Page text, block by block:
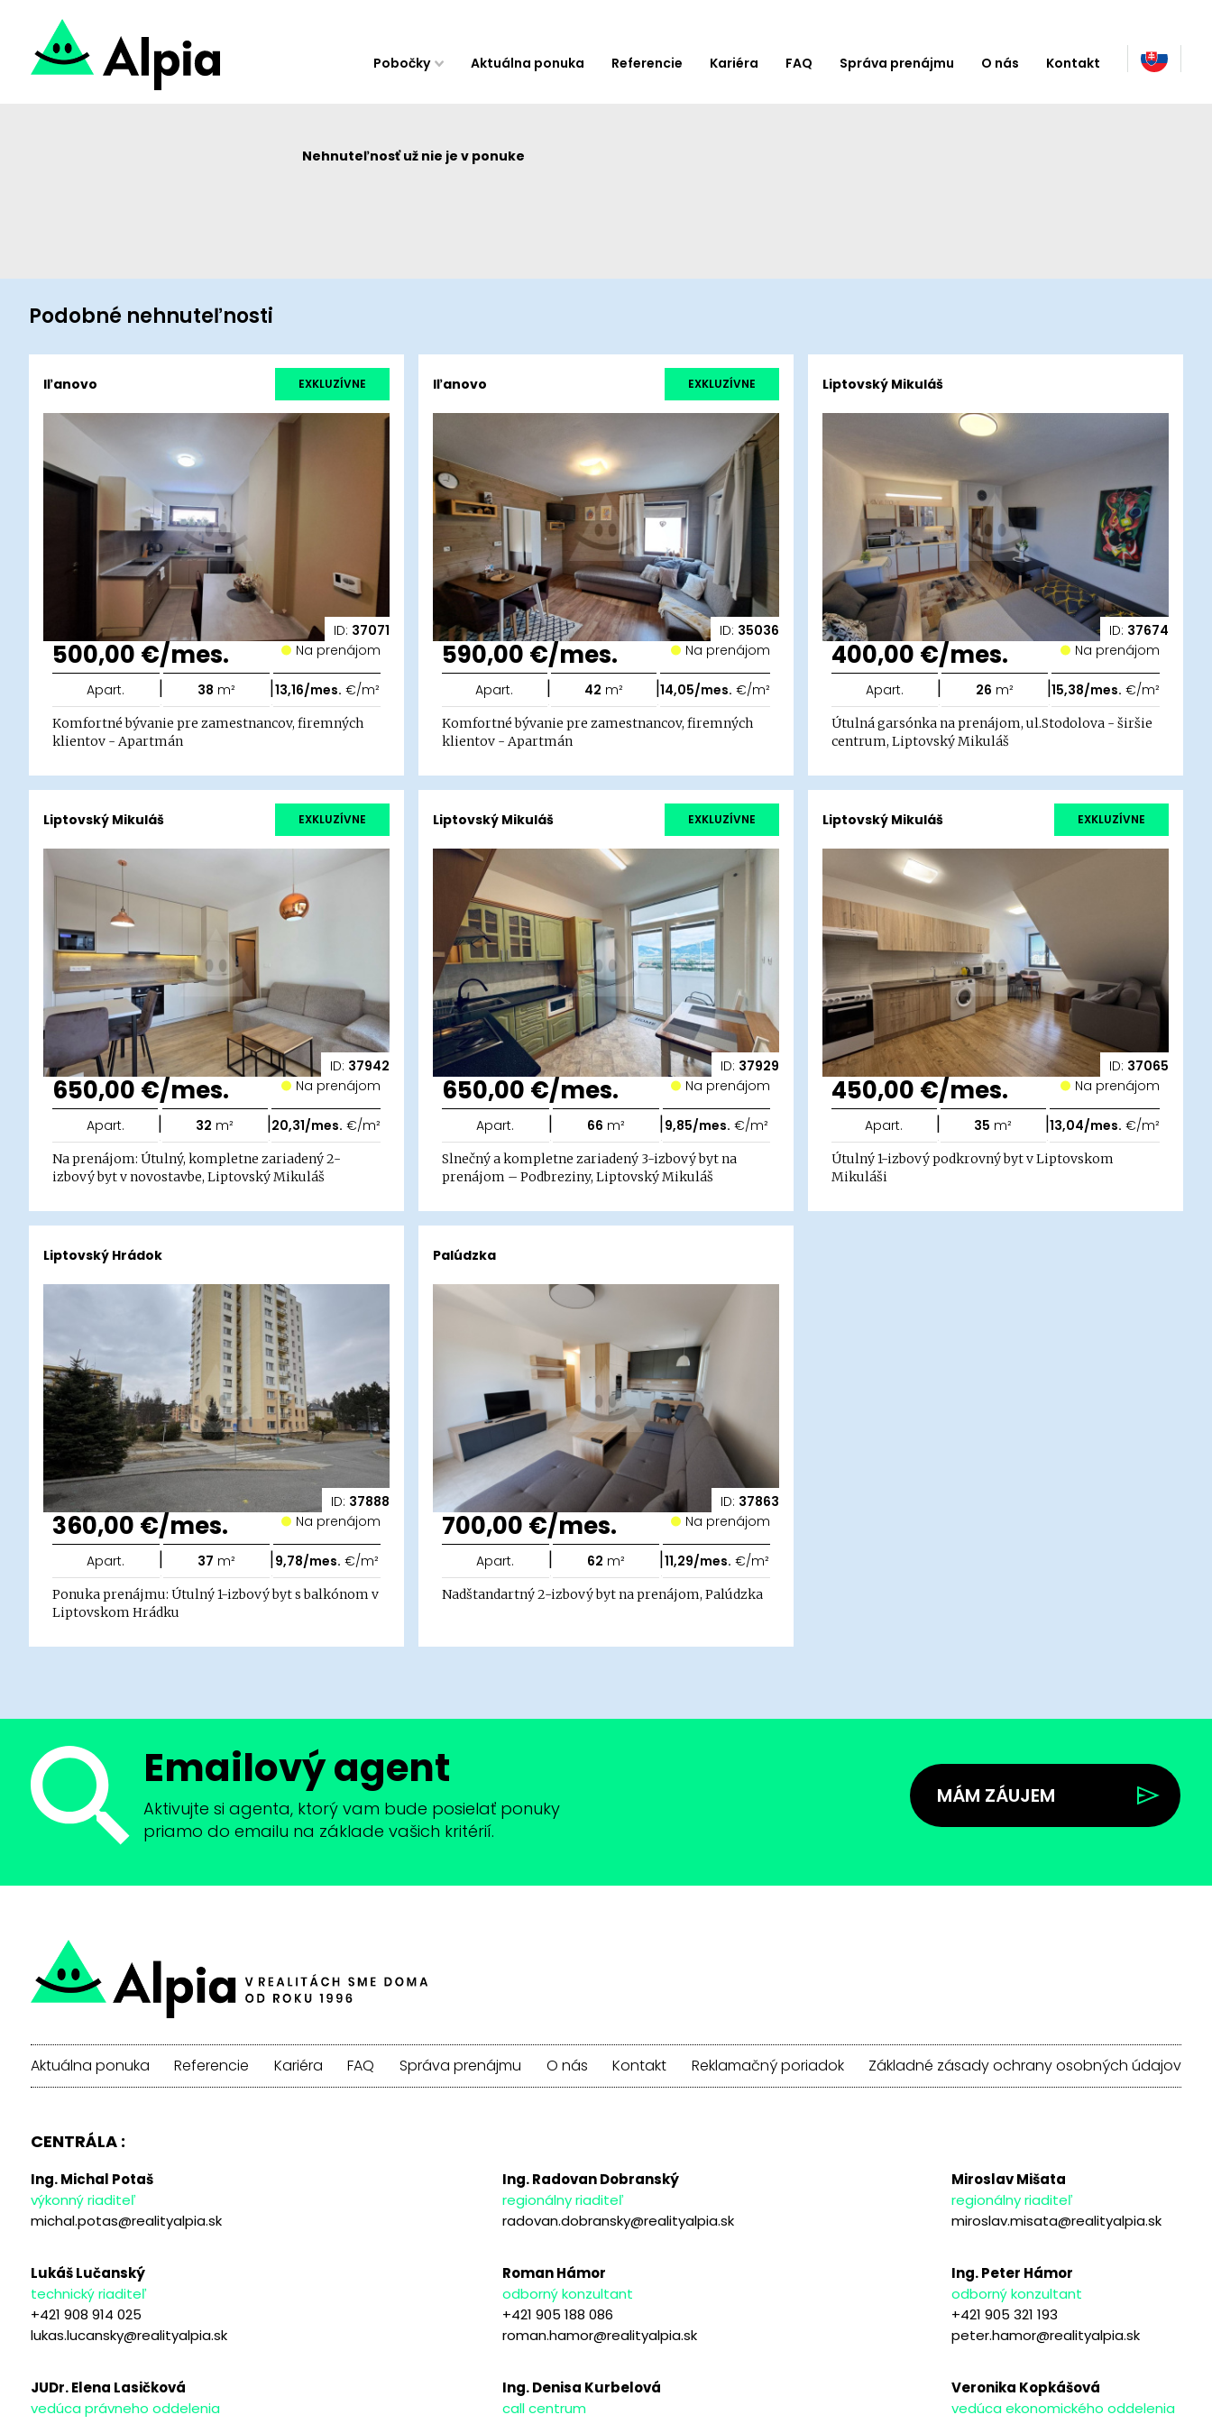
Pobočky Aktuálna ponuka Referencie Kariéra FAQ Správa prenájmu O nás Kontakt
Nehnuteľnosť už nie je v ponuke
Podobné nehnuteľnosti
ID: 37071
Iľanovo EXKLUZÍVNE
500,00 €/mes. Na prenájom
Apart. | 38 m² |13,16/mes. €/m²
Komfortné bývanie pre zamestnancov, firemných
klientov - Apartmán
ID: 35036
Iľanovo EXKLUZÍVNE
590,00 €/mes. Na prenájom
Apart. | 42 m² |14,05/mes. €/m²
Komfortné bývanie pre zamestnancov, firemných
klientov - Apartmán
ID: 37674
Liptovský Mikuláš
400,00 €/mes. Na prenájom
Apart. | 26 m² |15,38/mes. €/m²
Útulná garsónka na prenájom, ul.Stodolova - širšie
centrum, Liptovský Mikuláš
ID: 37942
Liptovský Mikuláš EXKLUZÍVNE
650,00 €/mes. Na prenájom
Apart. | 32 m² |20,31/mes. €/m²
Na prenájom: Útulný, kompletne zariadený 2-
izbový byt v novostavbe, Liptovský Mikuláš
ID: 37929
Liptovský Mikuláš EXKLUZÍVNE
650,00 €/mes. Na prenájom
Apart. | 66 m² | 9,85/mes. €/m²
Slnečný a kompletne zariadený 3-izbový byt na
prenájom – Podbreziny, Liptovský Mikuláš
ID: 37065
Liptovský Mikuláš EXKLUZÍVNE
450,00 €/mes. Na prenájom
Apart. | 35 m² |13,04/mes. €/m²
Útulný 1-izbový podkrovný byt v Liptovskom
Mikuláši
ID: 37888
Liptovský Hrádok
360,00 €/mes. Na prenájom
Apart. | 37 m² | 9,78/mes. €/m²
Ponuka prenájmu: Útulný 1-izbový byt s balkónom v
Liptovskom Hrádku
ID: 37863
Palúdzka
700,00 €/mes. Na prenájom
Apart. | 62 m² |11,29/mes. €/m²
Nadštandartný 2-izbový byt na prenájom, Palúdzka
Emailový agent
Aktivujte si agenta, ktorý vam bude posielať ponuky
priamo do emailu na základe vašich kritérií.
MÁM ZÁUJEM
Aktuálna ponuka Referencie Kariéra FAQ Správa prenájmu O nás Kontakt Reklamačný poriadok Základné zásady ochrany osobných údajov
CENTRÁLA :
Ing. Michal Potaš
výkonný riaditeľ
michal.potas@realityalpia.sk
Ing. Radovan Dobranský
regionálny riaditeľ
radovan.dobransky@realityalpia.sk
Miroslav Mišata
regionálny riaditeľ
miroslav.misata@realityalpia.sk
Lukáš Lučanský
technický riaditeľ
+421 908 914 025
lukas.lucansky@realityalpia.sk
Roman Hámor
odborný konzultant
+421 905 188 086
roman.hamor@realityalpia.sk
Ing. Peter Hámor
odborný konzultant
+421 905 321 193
peter.hamor@realityalpia.sk
JUDr. Elena Lasičková
vedúca právneho oddelenia
Ing. Denisa Kurbelová
call centrum
Veronika Kopkášová
vedúca ekonomického oddelenia